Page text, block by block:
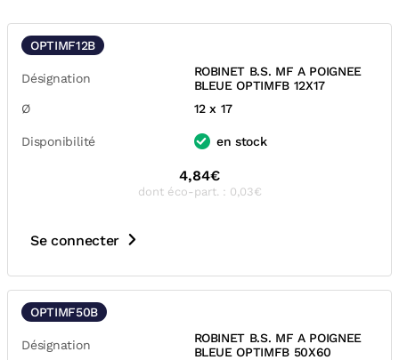
OPTIMF12B
Désignation
ROBINET B.S. MF A POIGNEE
BLEUE OPTIMFB 12X17
Ø
12 x 17
Disponibilité en stock
4,84€
dont éco-part. : 0,03€
Se connecter
OPTIMF50B
Désignation
ROBINET B.S. MF A POIGNEE
BLEUE OPTIMFB 50X60